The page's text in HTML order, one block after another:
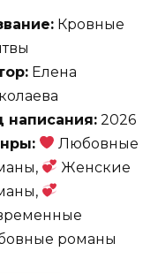
Кровные
Елена
написания: 2026
Любовные
Женские
романы